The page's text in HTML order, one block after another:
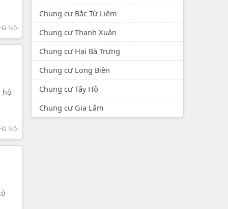
Nội
hộ
Nội
Chung cư Bắc Từ Liêm
Chung cư Thanh Xuân
Chung cư Hai Bà Trưng
Chung cư Long Biên
Chung cư Tây Hồ
Chung cư Gia Lâm